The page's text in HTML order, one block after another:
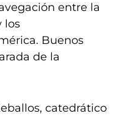
entre la
los
Buenos
de la
catedrático